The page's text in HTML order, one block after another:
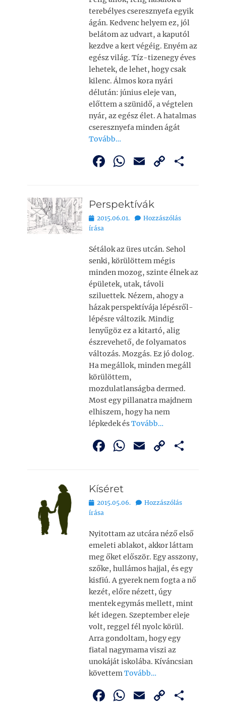
o
k
p
k g
terebélyes cseresznyefa egyik
ágán. Kedvenc helyem ez, jól
belátom az udvart, a kaputól
kezdve a kert végéig. Enyém az
egész világ. Tíz-tizenegy éves
lehetek, de lehet, hogy csak
kilenc. Álmos kora nyári
délután: június eleje van,
előttem a szünidő, a végtelen
nyár, az egész élet. A hatalmas
cseresznyefa minden ágát
Tovább…
F
e
b
o
o
k
W
s
A
p
p
E
l
C
y
Li
n
k
Perspektívák
Bejegyezve
2015.06.01.
Hozzászólás
írása
Sétálok az üres utcán. Sehol
senki, körülöttem mégis
minden mozog, szinte élnek az
épületek, utak, távoli
sziluettek. Nézem, ahogy a
házak perspektívája lépésről-
lépésre változik. Mindig
lenyűgöz ez a kitartó, alig
észrevehető, de folyamatos
változás. Mozgás. Ez jó dolog.
Ha megállok, minden megáll
körülöttem,
mozdulatlanságba dermed.
Most egy pillanatra majdnem
elhiszem, hogy ha nem
lépkedek ésTovább…
F
e
b
o
o
k
W
s
A
p
p
E
C
y
Li
n
k
e
g
Kíséret
Bejegyezve
2015.05.06.
Hozzászólás
írása
Nyitottam az utcára néző első
emeleti ablakot, akkor láttam
meg őket először. Egy asszony,
szőke, hullámos hajjal, és egy
kisfiú. A gyerek nem fogta a nő
kezét, előre nézett, úgy
mentek egymás mellett, mint
két idegen. Szeptember eleje
volt, reggel fél nyolc körül.
Arra gondoltam, hogy egy
fiatal nagymama viszi az
unokáját iskolába. Kíváncsian
követtemTovább…
F
W E
C